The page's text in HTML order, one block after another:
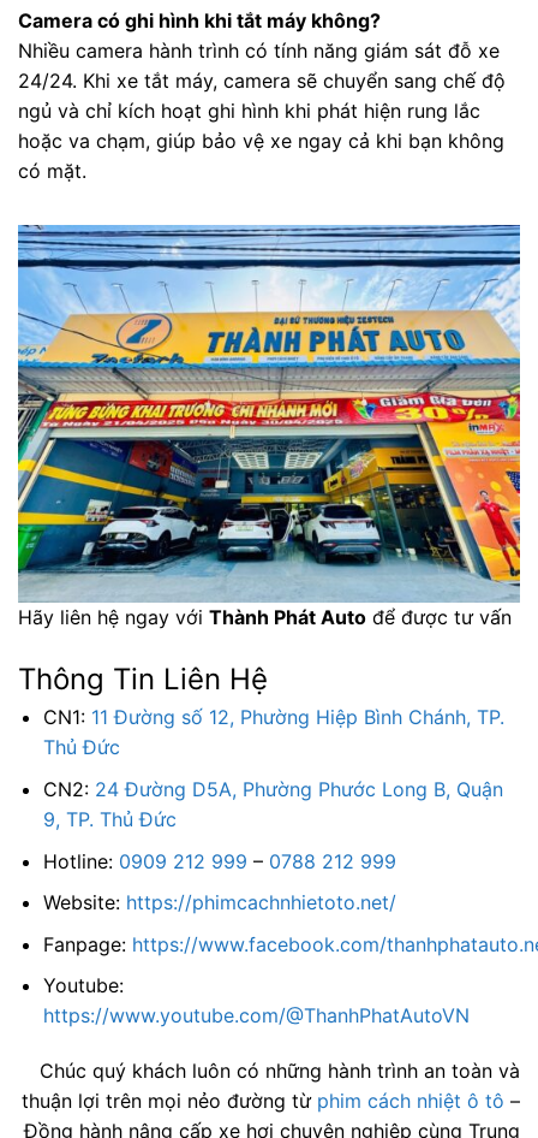
Camera có ghi hình khi tắt máy không?
Nhiều camera hành trình có tính năng giám sát đỗ xe
24/24. Khi xe tắt máy, camera sẽ chuyển sang chế độ
ngủ và chỉ kích hoạt ghi hình khi phát hiện rung lắc
hoặc va chạm, giúp bảo vệ xe ngay cả khi bạn không
có mặt.
Hãy liên hệ ngay với Thành Phát Auto để được tư vấn
Thông Tin Liên Hệ
CN1: 11 Đường số 12, Phường Hiệp Bình Chánh, TP.
Thủ Đức
CN2: 24 Đường D5A, Phường Phước Long B, Quận
9, TP. Thủ Đức
Hotline: 0909 212 999 – 0788 212 999
Website: https://phimcachnhietoto.net/
Fanpage: https://www.facebook.com/
Youtube:
https://www.youtube.com/@ThanhPhatAutoVN
Chúc quý khách luôn có những hành trình an toàn và
thuận lợi trên mọi nẻo đường từ phim cách nhiệt ô tô –
Đồng hành nâng cấp xe hơi chuyên nghiệp cùng Trung